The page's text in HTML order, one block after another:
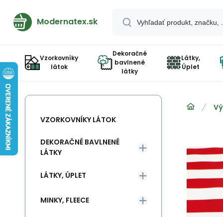
Modernatex.sk
Vzorkovníky
látok
Dekoračné
bavlnené
látky
Látky,
Úplet
VZORKOVNÍKY LÁTOK
DEKORAČNÉ BAVLNENÉ
LÁTKY
LÁTKY, ÚPLET
MINKY, FLEECE